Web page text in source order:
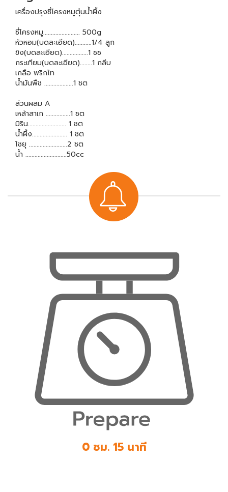
เครื่องปรุงซี่โครงหมูตุ๋นน้ำผึ้ง
ซี่โครงหมู........................ 500g
หัวหอม(บดละเอียด)...........1/4 ลูก
ขิง(บดละเอียด).................1 ชช
กระเทียม(บดละเอียด)........1 กลีบ
เกลือ พริกไท
น้ำมันพืช ...................1 ชต
ส่วนผสม A
เหล้าสาเก ................1 ชต
มิริน......................... 1 ชต
น้ำผึ้ง....................... 1 ชต
โชยุ .........................2 ชต
น้ำ ...........................50cc
0 ชม. 15 นาที